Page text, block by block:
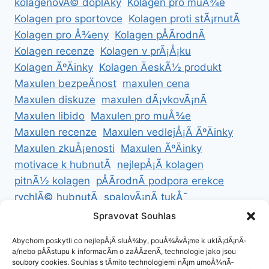
kolagenovÃ© doplÅky Kolagen pro muÅ¾e
Kolagen pro sportovce Kolagen proti stÃ¡rnutÃ­
Kolagen pro Å¾eny Kolagen pÅÃ­rodnÃ­
Kolagen recenze Kolagen v prÃ¡Å¡ku
Kolagen ÃºÄinky Kolagen ÄeskÃ½ produkt
Maxulen bezpeÄnost maxulen cena
Maxulen diskuze maxulen dÃ¡vkovÃ¡nÃ­
Maxulen libido Maxulen pro muÅ¾e
Maxulen recenze Maxulen vedlejÅ¡Ã­ ÃºÄinky
Maxulen zkuÅ¡enosti Maxulen ÃºÄinky
motivace k hubnutÃ­ nejlepÅ¡Ã­ kolagen
pitnÃ½ kolagen pÅÃ­rodnÃ­ podpora erekce
rychlÃ© hubnutÃ­ spalovÃ¡nÃ­ tukÅ¯
ZdravÃ© hubnutÃ­ ZdravÃ© recepty na hubnutÃ­
Spravovat Souhlas
Abychom poskytli co nejlepÅ¡Ã­ sluÅ¾by, pouÅ¾Ã­vÃ¡me k uklÃ¡dÃ¡nÃ­
a/nebo pÅÃ­stupu k informacÃ­m o zaÅÃ­zenÃ­, technologie jako jsou
soubory cookies. Souhlas s tÄmito technologiemi nÃ¡m umoÅ¾nÃ­